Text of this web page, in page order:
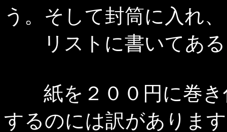
う。そして封筒に入れ、
リストに書いてある
紙を２００円に巻き
するのには訳がありま